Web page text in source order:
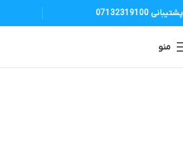
پشتیبانی 07132319100
منو